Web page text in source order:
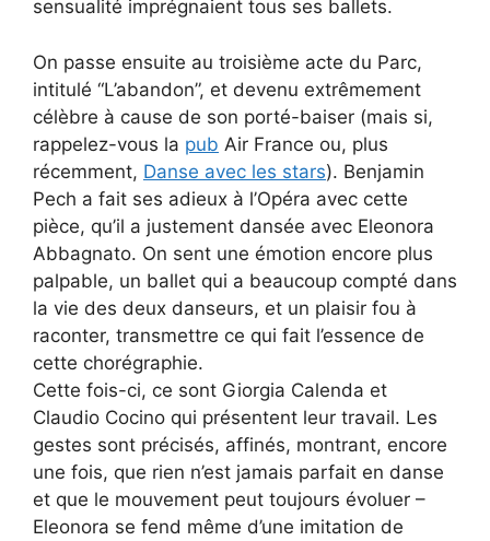
sensualité imprégnaient tous ses ballets.
On passe ensuite au troisième acte du Parc,
intitulé “L’abandon”, et devenu extrêmement
célèbre à cause de son porté-baiser (mais si,
rappelez-vous la pub Air France ou, plus
récemment, Danse avec les stars). Benjamin
Pech a fait ses adieux à l’Opéra avec cette
pièce, qu’il a justement dansée avec Eleonora
Abbagnato. On sent une émotion encore plus
palpable, un ballet qui a beaucoup compté dans
la vie des deux danseurs, et un plaisir fou à
raconter, transmettre ce qui fait l’essence de
cette chorégraphie.
Cette fois-ci, ce sont Giorgia Calenda et
Claudio Cocino qui présentent leur travail. Les
gestes sont précisés, affinés, montrant, encore
une fois, que rien n’est jamais parfait en danse
et que le mouvement peut toujours évoluer –
Eleonora se fend même d’une imitation de